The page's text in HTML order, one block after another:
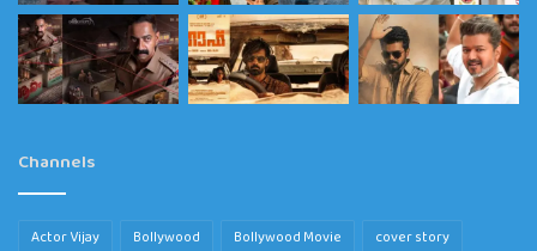
Channels
Actor Vijay Bollywood Bollywood Movie cover story